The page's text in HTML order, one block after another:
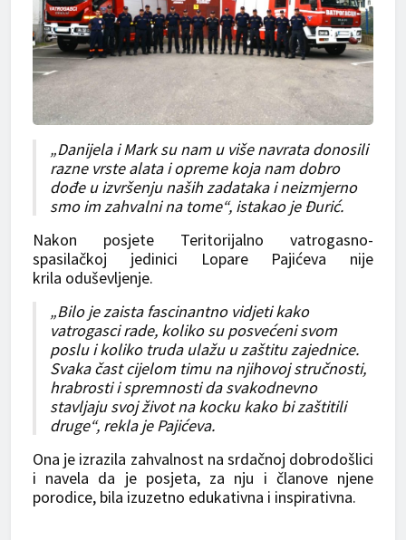
„Danijela i Mark su nam u više navrata donosili
razne vrste alata i opreme koja nam dobro
dođe u izvršenju naših zadataka i neizmjerno
smo im zahvalni na tome“, istakao je Đurić.
Nakon posjete Teritorijalno vatrogasno-
spasilačkoj jedinici Lopare Pajićeva nije
krila oduševljenje.
„Bilo je zaista fascinantno vidjeti kako
vatrogasci rade, koliko su posvećeni svom
poslu i koliko truda ulažu u zaštitu zajednice.
Svaka čast cijelom timu na njihovoj stručnosti,
hrabrosti i spremnosti da svakodnevno
stavljaju svoj život na kocku kako bi zaštitili
druge“, rekla je Pajićeva.
Ona je izrazila zahvalnost na srdačnoj dobrodošlici
i navela da je posjeta, za nju i članove njene
porodice, bila izuzetno edukativna i inspirativna.